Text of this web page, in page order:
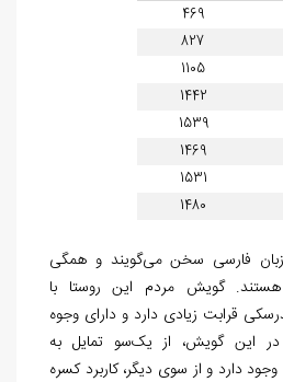
469
827
1105
1442
1539
1469
1531
1480
زبان فارسی سخن می‌گویند و همگی
گویش مردم این روستا با
قرابت زیادی دارد و دارای وجوه
این گویش، از یک‌سو تمایل به
دارد و از سوی دیگر، کاربرد کسره